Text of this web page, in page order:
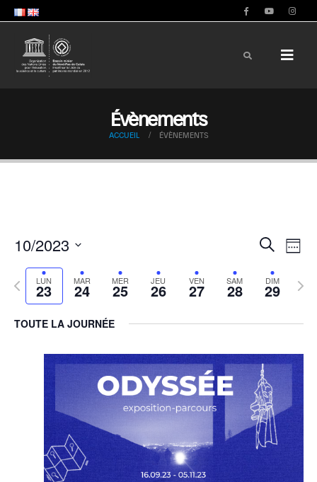
Évènements
ACCUEIL ÉVÈNEMENTS
et
de
vues
Recherche
de
10/2023
date
LUN
23 MAR
24 MER
25 JEU
26 VEN
27 SAM
28 DIM
29
Semaine
précédente
TOUTE LA JOURNÉE